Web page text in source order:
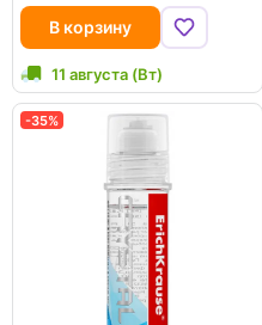
В корзину
11 августа (Вт)
-35%